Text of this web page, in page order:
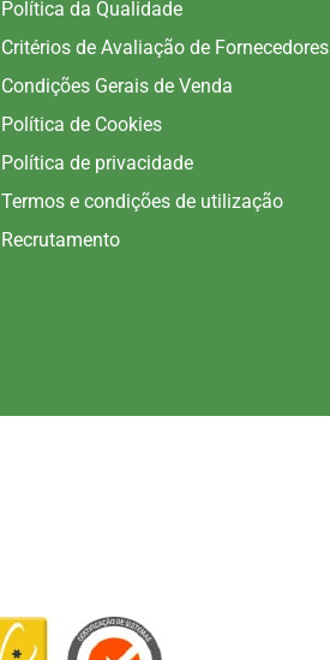
Política da Qualidade
Critérios de Avaliação de Fornecedores
Condições Gerais de Venda
Política de Cookies
Política de privacidade
Termos e condições de utilização
Recrutamento